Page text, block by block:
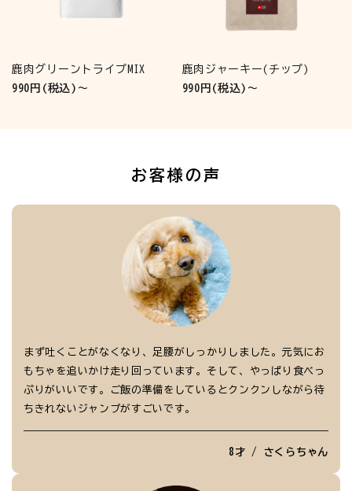
鹿肉グリーントライプMIX
990円(税込)～
鹿肉ジャーキー(チップ)
990円(税込)～
お客様の声
まず吐くことがなくなり、足腰がしっかりしました。元気にお
もちゃを追いかけ走り回っています。そして、やっぱり食べっ
ぷりがいいです。ご飯の準備をしているとクンクンしながら待
ちきれないジャンプがすごいです。
8才 / さくらちゃん